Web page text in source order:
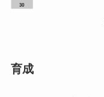
育成